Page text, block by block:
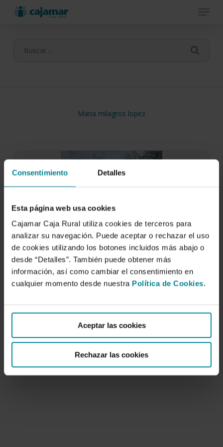
Consentimiento Detalles
Esta página web usa cookies
Cajamar Caja Rural utiliza cookies de terceros para
analizar su navegación. Puede aceptar o rechazar el uso
de cookies utilizando los botones incluidos más abajo o
desde “Detalles”. También puede obtener más
información, así como cambiar el consentimiento en
cualquier momento desde nuestra Política de Cookies.
Aceptar las cookies
Rechazar las cookies
Menu
Maria milagros lopez
Xylella fastidiosa
8 de noviembre de 2017
mediático suscitado en España por la bacteria
Xylella fastidiosa…